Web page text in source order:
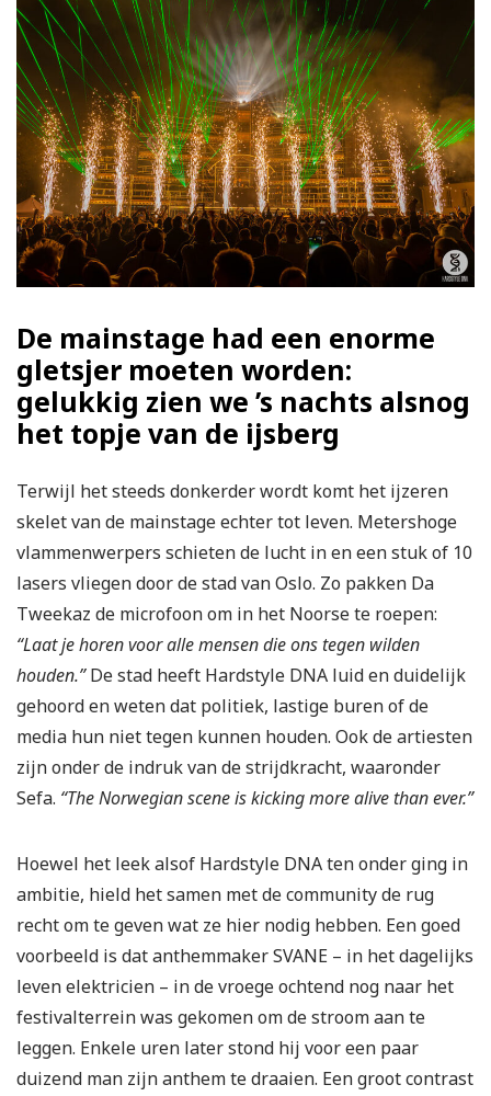
De mainstage had een enorme
gletsjer moeten worden:
gelukkig zien we ’s nachts alsnog
het topje van de ijsberg
Terwijl het steeds donkerder wordt komt het ijzeren
skelet van de mainstage echter tot leven. Metershoge
vlammenwerpers schieten de lucht in en een stuk of 10
lasers vliegen door de stad van Oslo. Zo pakken Da
Tweekaz de microfoon om in het Noorse te roepen:
“Laat je horen voor alle mensen die ons tegen wilden
houden.”De stad heeft Hardstyle DNA luid en duidelijk
gehoord en weten dat politiek, lastige buren of de
media hun niet tegen kunnen houden. Ook de artiesten
zijn onder de indruk van de strijdkracht, waaronder
Sefa. “The Norwegian scene is kicking more alive than ever.”
Hoewel het leek alsof Hardstyle DNA ten onder ging in
ambitie, hield het samen met de community de rug
recht om te geven wat ze hier nodig hebben. Een goed
voorbeeld is dat anthemmaker SVANE – in het dagelijks
leven elektricien – in de vroege ochtend nog naar het
festivalterrein was gekomen om de stroom aan te
leggen. Enkele uren later stond hij voor een paar
duizend man zijn anthem te draaien. Een groot contrast